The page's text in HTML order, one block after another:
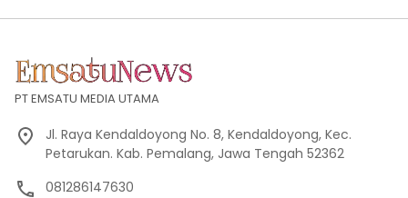
PT EMSATU MEDIA UTAMA
Jl. Raya Kendaldoyong No. 8, Kendaldoyong, Kec.
Petarukan. Kab. Pemalang, Jawa Tengah 52362
081286147630